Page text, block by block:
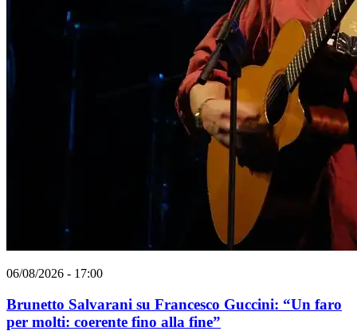
06/08/2026 - 17:00
Brunetto Salvarani su Francesco Guccini: “Un faro
per molti: coerente fino alla fine”